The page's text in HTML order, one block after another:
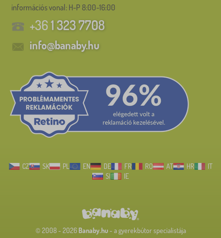
információs vonal: H-P 8:00-16:00
+361 323 7708
info@banaby.hu
CZ SK PL EN DE FR RO AT HR
IT
SI
IE
© 2008 - 2026 Banaby.hu- a gyerekbútor specialistája